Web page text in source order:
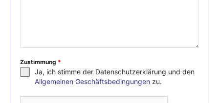
Zustimmung *
Ja, ich stimme der Datenschutzerklärung und den
Allgemeinen Geschäftsbedingungen zu.